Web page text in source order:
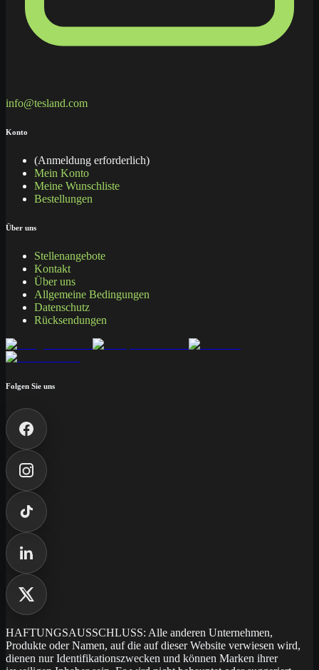
info@tesland.com
Konto
(Anmeldung erforderlich)
Mein Konto
Meine Wunschliste
Bestellungen
Über uns
Stellenangebote
Kontakt
Über uns
Allgemeine Bedingungen
Datenschutz
Rücksendungen
Folgen Sie uns
HAFTUNGSAUSSCHLUSS: Alle anderen Unternehmen,
Produkte oder Namen, auf die auf dieser Website verwiesen wird,
dienen nur Identifikationszwecken und können Marken ihrer